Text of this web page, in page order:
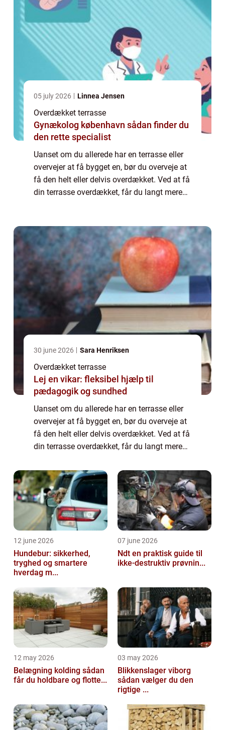
05 july 2026 Linnea Jensen
Overdækket terrasse
Gynækolog københavn sådan finder du
den rette specialist
Uanset om du allerede har en terrasse eller
overvejer at få bygget en, bør du overveje at
få den helt eller delvis overdækket. Ved at få
din terrasse overdækket, får du langt mere
30 june 2026 Sara Henriksen
Overdækket terrasse
Lej en vikar: fleksibel hjælp til
pædagogik og sundhed
Uanset om du allerede har en terrasse eller
overvejer at få bygget en, bør du overveje at
få den helt eller delvis overdækket. Ved at få
din terrasse overdækket, får du langt mere
tidspunkter, hvor vejret måske ikke ...
12 june 2026
Hundebur: sikkerhed,
tryghed og smartere
hverdag m...
07 june 2026
Ndt en praktisk guide til
ikke-destruktiv prøvnin...
12 may 2026
Belægning kolding sådan
får du holdbare og flotte...
03 may 2026
Blikkenslager viborg
sådan vælger du den
rigtige ...